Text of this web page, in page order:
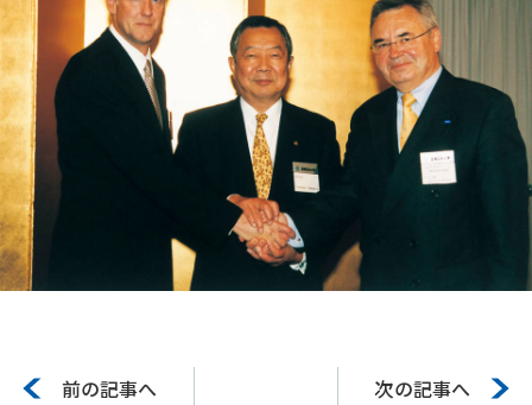
前の記事へ 次の記事へ